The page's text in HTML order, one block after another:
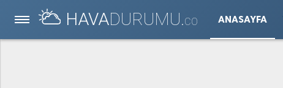
HAVADURUMU.CO ANASAYFA